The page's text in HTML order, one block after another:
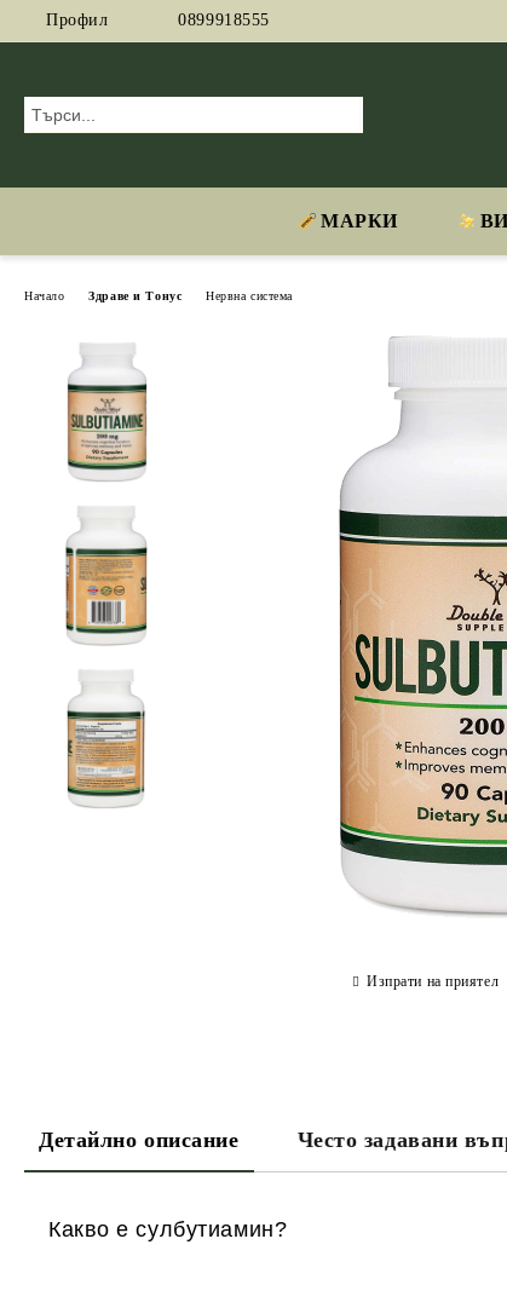
Профил 0899918555
МАРКИ
Начало Здраве и Тонус Нервна система
Изпрати на приятел
Детайлно описание Често задавани
Какво е сулбутиамин?